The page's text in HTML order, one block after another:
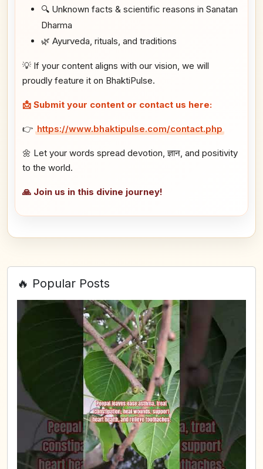
🔍 Unknown facts & scientific reasons in Sanatan
Dharma
🌿 Ayurveda, rituals, and traditions
💡 If your content aligns with our vision, we will
proudly feature it on BhaktiPulse.
📩 Submit your content or contact us here:
👉 https://www.bhaktipulse.com/contact.php
🌼 Let your words spread devotion, ज्ञान, and positivity
to the world.
🙏 Join us in this divine journey!
🔥 Popular Posts